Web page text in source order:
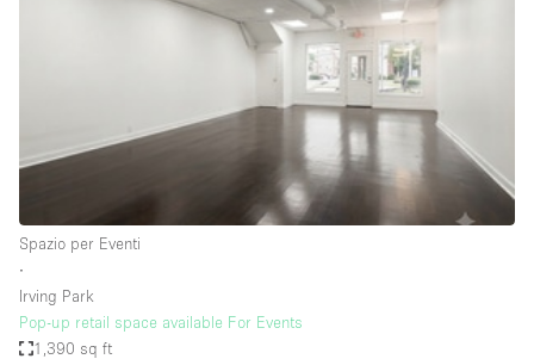
Spazio pubblicitario
Stand / Chiosco / Stand
Terrazzo
Villa / Casa
Spazio per Eventi
∙
Irving Park
Pop-up retail space available For Events
1,390 sq ft